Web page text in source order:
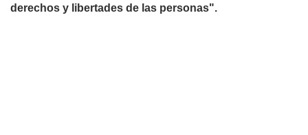
derechos y libertades de las personas".